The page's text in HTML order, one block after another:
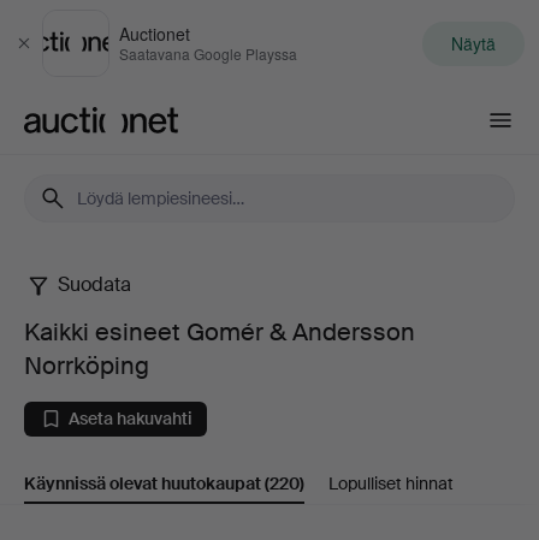
Sulje
Auctionet
Saatavana Google Playssa Näytä
Kaikki
esineet
Gomér
Suodata
Kaikki esineet Gomér & Andersson
Norrköping
Aseta hakuvahti
Käynnissä olevat huutokaupat(220) Lopulliset hinnat